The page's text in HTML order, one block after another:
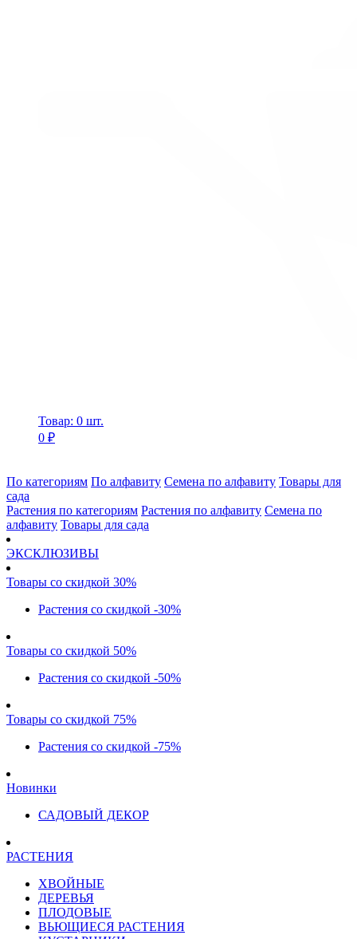
Товар: 0 шт.
0 ₽
По категориям По алфавиту Семена по алфавиту Товары для
сада
Растения по категориям Растения по алфавиту Семена по
алфавиту Товары для сада
ЭКСКЛЮЗИВЫ
Товары со скидкой 30%
Растения со скидкой -30%
Товары со скидкой 50%
Растения со скидкой -50%
Товары со скидкой 75%
Растения со скидкой -75%
Новинки
САДОВЫЙ ДЕКОР
РАСТЕНИЯ
ХВОЙНЫЕ
ДЕРЕВЬЯ
ПЛОДОВЫЕ
ВЬЮЩИЕСЯ РАСТЕНИЯ